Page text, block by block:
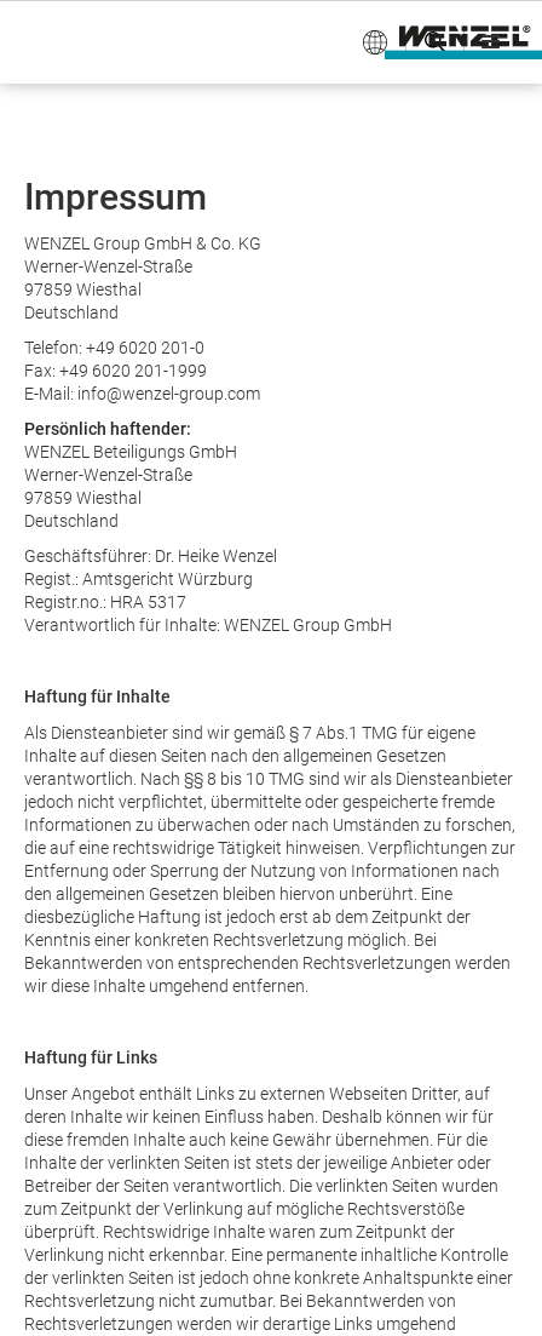
Impressum
WENZEL Group GmbH & Co. KG
Werner-Wenzel-Straße
97859 Wiesthal
Deutschland
Telefon: +49 6020 201-0
Fax: +49 6020 201-1999
E-Mail: info@wenzel-group.com
Persönlich haftender:
WENZEL Beteiligungs GmbH
Werner-Wenzel-Straße
97859 Wiesthal
Deutschland
Geschäftsführer: Dr. Heike Wenzel
Regist.: Amtsgericht Würzburg
Registr.no.: HRA 5317
Verantwortlich für Inhalte: WENZEL Group GmbH
Haftung für Inhalte
Als Diensteanbieter sind wir gemäß § 7 Abs.1 TMG für eigene
Inhalte auf diesen Seiten nach den allgemeinen Gesetzen
verantwortlich. Nach §§ 8 bis 10 TMG sind wir als Diensteanbieter
jedoch nicht verpflichtet, übermittelte oder gespeicherte fremde
Informationen zu überwachen oder nach Umständen zu forschen,
die auf eine rechtswidrige Tätigkeit hinweisen. Verpflichtungen zur
Entfernung oder Sperrung der Nutzung von Informationen nach
den allgemeinen Gesetzen bleiben hiervon unberührt. Eine
diesbezügliche Haftung ist jedoch erst ab dem Zeitpunkt der
Kenntnis einer konkreten Rechtsverletzung möglich. Bei
Bekanntwerden von entsprechenden Rechtsverletzungen werden
wir diese Inhalte umgehend entfernen.
Haftung für Links
Unser Angebot enthält Links zu externen Webseiten Dritter, auf
deren Inhalte wir keinen Einfluss haben. Deshalb können wir für
diese fremden Inhalte auch keine Gewähr übernehmen. Für die
Inhalte der verlinkten Seiten ist stets der jeweilige Anbieter oder
Betreiber der Seiten verantwortlich. Die verlinkten Seiten wurden
zum Zeitpunkt der Verlinkung auf mögliche Rechtsverstöße
überprüft. Rechtswidrige Inhalte waren zum Zeitpunkt der
Verlinkung nicht erkennbar. Eine permanente inhaltliche Kontrolle
der verlinkten Seiten ist jedoch ohne konkrete Anhaltspunkte einer
Rechtsverletzung nicht zumutbar. Bei Bekanntwerden von
Rechtsverletzungen werden wir derartige Links umgehend